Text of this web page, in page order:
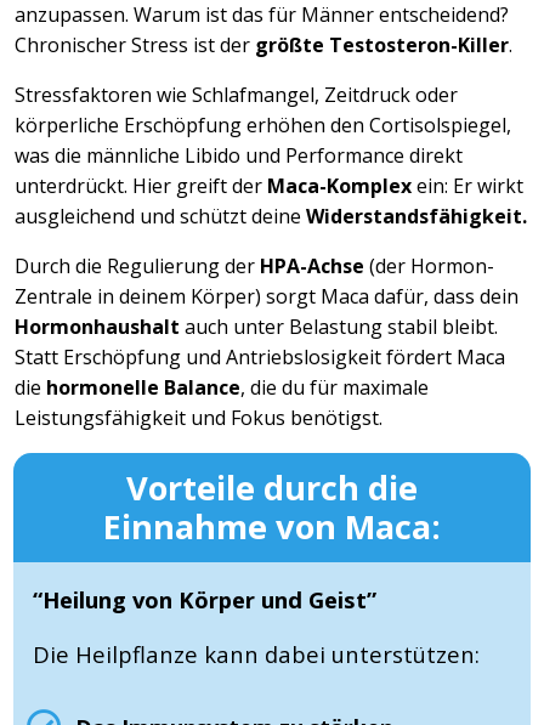
anzupassen. Warum ist das für Männer entscheidend?
Chronischer Stress ist der größte Testosteron-Killer.
Stressfaktoren wie Schlafmangel, Zeitdruck oder
körperliche Erschöpfung erhöhen den Cortisolspiegel,
was die männliche Libido und Performance direkt
unterdrückt. Hier greift der Maca-Komplexein: Er wirkt
ausgleichend und schützt deine Widerstandsfähigkeit.
Durch die Regulierung der HPA-Achse (der Hormon-
Zentrale in deinem Körper) sorgt Maca dafür, dass dein
Hormonhaushalt auch unter Belastung stabil bleibt.
Statt Erschöpfung und Antriebslosigkeit fördert Maca
die hormonelle Balance, die du für maximale
Leistungsfähigkeit und Fokus benötigst.
Vorteile durch die
Einnahme von Maca:
“Heilung von Körper und Geist”
Die Heilpflanze kann dabei unterstützen: